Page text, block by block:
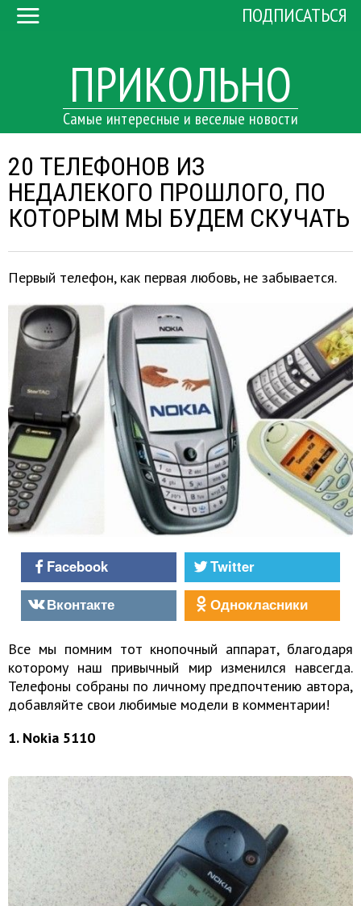
ПРИКОЛЬНО
Самые интересные и веселые новости
ПОДПИСАТЬСЯ
20 ТЕЛЕФОНОВ ИЗ
НЕДАЛЕКОГО ПРОШЛОГО, ПО
КОТОРЫМ МЫ БУДЕМ СКУЧАТЬ
Первый телефон, как первая любовь, не забывается.
Facebook
Twitter
Вконтакте
Однокласники
Все мы помним тот кнопочный аппарат, благодаря
которому наш привычный мир изменился навсегда.
Телефоны собраны по личному предпочтению автора,
добавляйте свои любимые модели в комментарии!
1. Nokia 5110